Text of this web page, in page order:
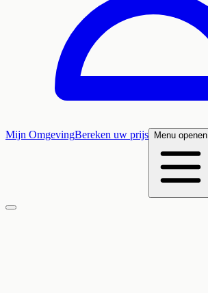
Mijn OmgevingBereken uw prijs Menu openen